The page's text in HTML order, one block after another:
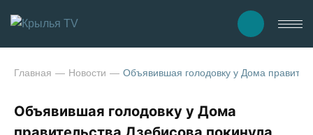
Главная Новости Объявившая голодовку у Дома
Объявившая голодовку у Дома